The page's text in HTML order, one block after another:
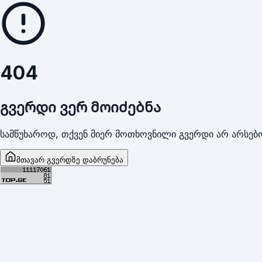
404
გვერდი ვერ მოიძებნა
სამწუხაროდ, თქვენ მიერ მოთხოვნილი გვერდი არ
მთავარ გვერდზე დაბრუნება